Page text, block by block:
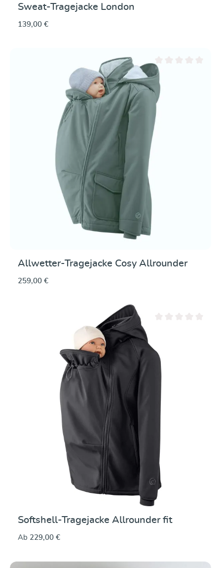
Sweat-Tragejacke London
139,00 €
Durchschnittliche
Allwetter-Tragejacke Cosy Allrounder
259,00 €
Softshell-Tragejacke Allrounder fit
Ab 229,00 €